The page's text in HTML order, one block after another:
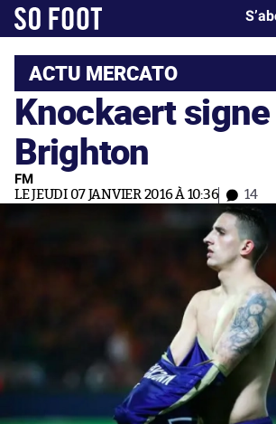
ACTU MERCATO
Knockaert
Brighton
FM
LE JEUDI 07 JANVIER 2016 À 10:36 14